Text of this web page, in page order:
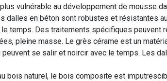
vulnérable au développement de mousse
dalles en béton sont robustes et résistantes
temps. Des traitements spécifiques peuvent
pleine masse. Le grès cérame est un
se salir et noircir avec le temps. Les
bois naturel, le bois composite est